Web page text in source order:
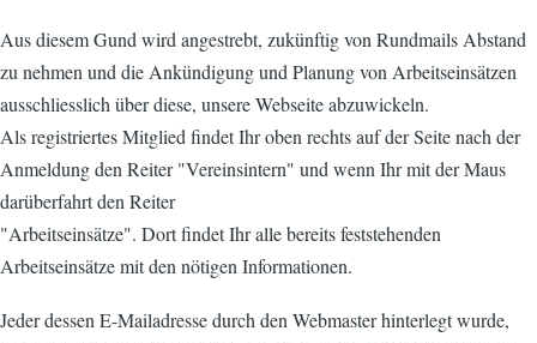
Aus diesem Gund wird angestrebt, zukünftig von Rundmails Abstand
zu nehmen und die Ankündigung und Planung von Arbeitseinsätzen
ausschliesslich über diese, unsere Webseite abzuwickeln.
Als registriertes Mitglied findet Ihr oben rechts auf der Seite nach der
Anmeldung den Reiter "Vereinsintern" und wenn Ihr mit der Maus
darüberfahrt den Reiter
"Arbeitseinsätze". Dort findet Ihr alle bereits feststehenden
Arbeitseinsätze mit den nötigen Informationen.
Jeder dessen E-Mailadresse durch den Webmaster hinterlegt wurde,